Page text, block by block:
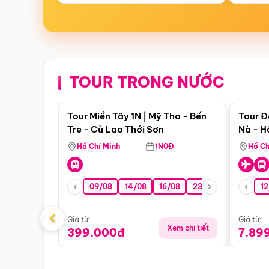
TOUR TRONG NƯỚC
Điểm nổi bật
Tour Miền Tây 1N | Mỹ Tho - Bến
Tre - Cù Lao Thới Sơn
Hồ Chí Minh 1N0Đ
09/08 14/08 16/08 23/08 30/08
Giá từ:
399.000đ Xem chi tiết
Tour
Nà -
Nha
Hồ
Giá từ:
‹